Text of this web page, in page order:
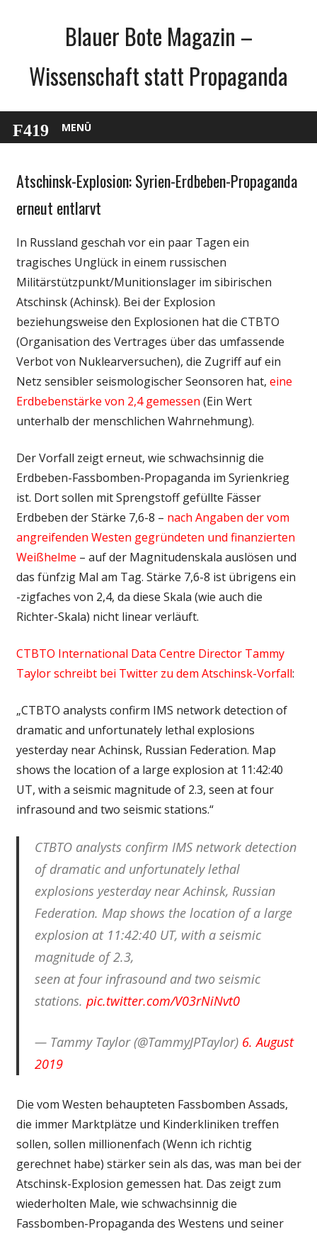
Blauer Bote Magazin –
Wissenschaft statt Propaganda
MENÜ
Gesellschaft
Wissenschaft
Atschinsk-Explosion: Syrien-Erdbeben-Propaganda
erneut entlarvt
In Russland geschah vor ein paar Tagen ein
tragisches Unglück in einem russischen
Militärstützpunkt/Munitionslager im sibirischen
Atschinsk (Achinsk). Bei der Explosion
beziehungsweise den Explosionen hat die CTBTO
(Organisation des Vertrages über das umfassende
Verbot von Nuklearversuchen), die Zugriff auf ein
Netz sensibler seismologischer Seonsoren hat, eine
Erdbebenstärke von 2,4 gemessen (Ein Wert
unterhalb der menschlichen Wahrnehmung).
Der Vorfall zeigt erneut, wie schwachsinnig die
Erdbeben-Fassbomben-Propaganda im Syrienkrieg
ist. Dort sollen mit Sprengstoff gefüllte Fässer
Erdbeben der Stärke 7,6-8 – nach Angaben der vom
angreifenden Westen gegründeten und finanzierten
Weißhelme – auf der Magnitudenskala auslösen und
das fünfzig Mal am Tag. Stärke 7,6-8 ist übrigens ein
-zigfaches von 2,4, da diese Skala (wie auch die
Richter-Skala) nicht linear verläuft.
CTBTO International Data Centre Director Tammy
Taylor schreibt bei Twitter zu dem Atschinsk-Vorfall:
„CTBTO analysts confirm IMS network detection of
dramatic and unfortunately lethal explosions
yesterday near Achinsk, Russian Federation. Map
shows the location of a large explosion at 11:42:40
UT, with a seismic magnitude of 2.3, seen at four
infrasound and two seismic stations.“
CTBTO analysts confirm IMS network detection
of dramatic and unfortunately lethal
explosions yesterday near Achinsk, Russian
Federation. Map shows the location of a large
explosion at 11:42:40 UT, with a seismic
magnitude of 2.3,
seen at four infrasound and two seismic
stations. pic.twitter.com/V03rNiNvt0
— Tammy Taylor (@TammyJPTaylor) 6. August
2019
Die vom Westen behaupteten Fassbomben Assads,
die immer Marktplätze und Kinderkliniken treffen
sollen, sollen millionenfach (Wenn ich richtig
gerechnet habe) stärker sein als das, was man bei der
Atschinsk-Explosion gemessen hat. Das zeigt zum
wiederholten Male, wie schwachsinnig die
Fassbomben-Propaganda des Westens und seiner